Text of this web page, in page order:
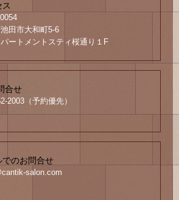
ス
田市大和町5-6
ートメントスティ桜通り１F
合せ
2003（予約優先）
でのお問合せ
salon.com